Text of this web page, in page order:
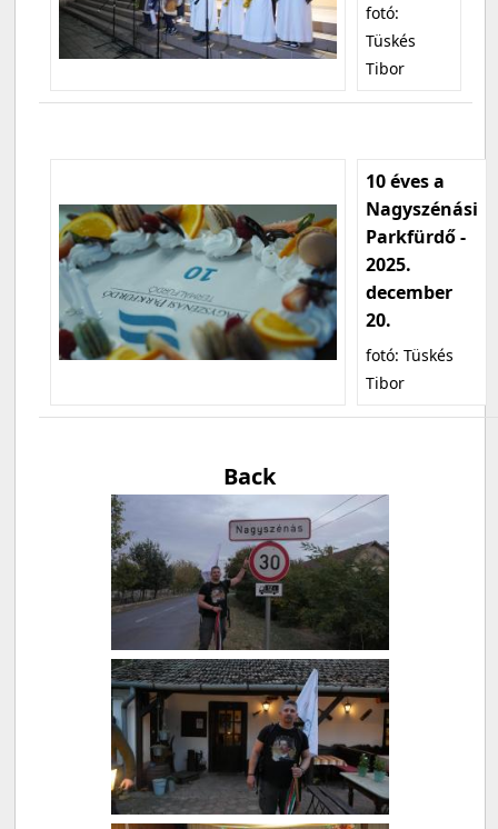
fotó:
Tüskés
Tibor
10 éves a
Nagyszénási
Parkfürdő -
2025.
december
20.
fotó: Tüskés
Tibor
Back